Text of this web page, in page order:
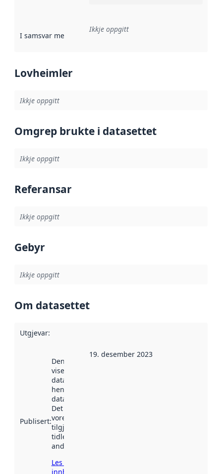
I samsvar med Referanse til ei implementeringsregel eller
Ikkje oppgitt
Lovheimler
Ikkje oppgitt
Omgrep brukte i datasettet
Ikkje oppgitt
Referansar
Ikkje oppgitt
Gebyr
Ikkje oppgitt
Om datasettet
Utgjevar:
Publisert:
Denne datoen
viser når
datasettet vart
henta inn av
data.norge.no.
Det kan ha
vore
tilgjengeleg
tidlegare
andre stader.
Les meir om
innhenting
19. desember 2023